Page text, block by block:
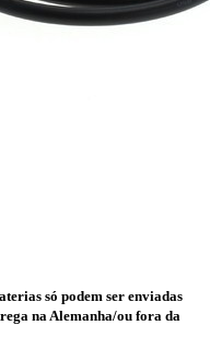
só podem ser enviadas
na Alemanha/ou fora da